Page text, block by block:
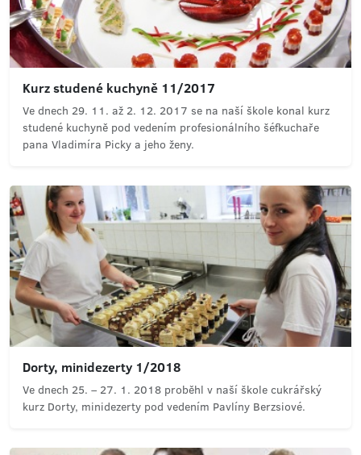
Kurz studené kuchyně 11/2017
Ve dnech 29. 11. až 2. 12. 2017 se na naší škole konal kurz
studené kuchyně pod vedením profesionálního šéfkuchaře
pana Vladimíra Picky a jeho ženy.
Dorty, minidezerty 1/2018
Ve dnech 25. – 27. 1. 2018 proběhl v naší škole cukrářský
kurz Dorty, minidezerty pod vedením Pavlíny Berzsiové.